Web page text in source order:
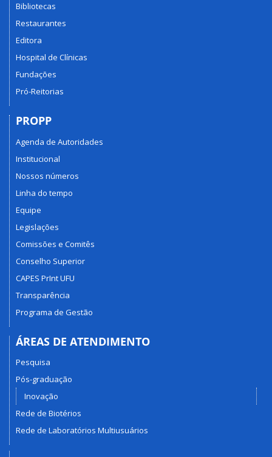
Bibliotecas
Restaurantes
Editora
Hospital de Clínicas
Fundações
Pró-Reitorias
PROPP
Agenda de Autoridades
Institucional
Nossos números
Linha do tempo
Equipe
Legislações
Comissões e Comitês
Conselho Superior
CAPES PrInt UFU
Transparência
Programa de Gestão
ÁREAS DE ATENDIMENTO
Pesquisa
Pós-graduação
Inovação
Rede de Biotérios
Rede de Laboratórios Multiusuários